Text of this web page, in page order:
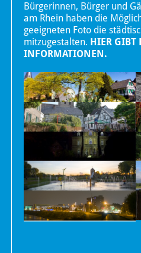
Bürgerinnen, Bürger und
am Rhein haben die
geeigneten Foto die
mitzugestalten. HIER GIBT
INFORMATIONEN.